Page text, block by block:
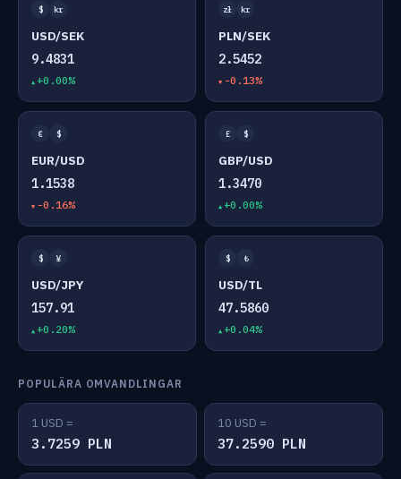
$ kr
USD/SEK
9.4831
+0.00%
zł kr
PLN/SEK
2.5452
-0.13%
€ $
EUR/USD
1.1538
-0.16%
£ $
GBP/USD
1.3470
+0.00%
$ ¥
USD/JPY
157.91
+0.20%
$ ₺
USD/TL
47.5860
+0.04%
POPULÄRA OMVANDLINGAR
1 USD =
3.7259 PLN
10 USD =
37.2590 PLN